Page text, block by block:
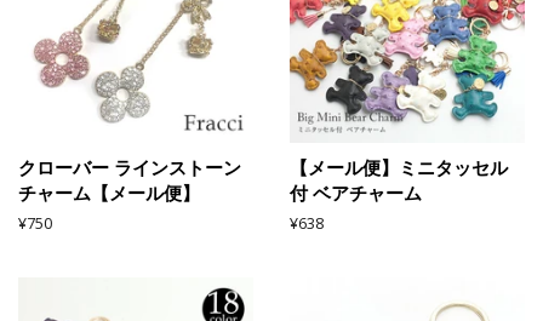
クローバー ラインストーン
チャーム【メール便】
通
¥750
【メール便】ミニタッセル
付 ベアチャーム
通
¥638